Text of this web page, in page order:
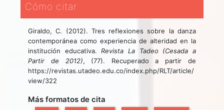
Cómo citar
Giraldo, C. (2012). Tres reflexiones sobre la danza
contemporánea como experiencia de alteridad en la
institución educativa.Revista La Tadeo (Cesada a
Partir de 2012), (77). Recuperado a partir de
https://revistas.utadeo.edu.co/index.php/RLT/article/
view/322
Más formatos de cita